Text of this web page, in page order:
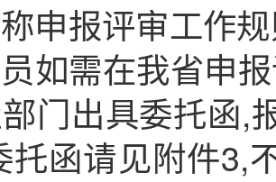
申报评审工作
如需在我省申
门出具委托函,
托函请见附件3,